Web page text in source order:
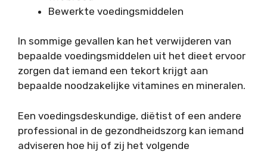
Bewerkte voedingsmiddelen
In sommige gevallen kan het verwijderen van
bepaalde voedingsmiddelen uit het dieet ervoor
zorgen dat iemand een tekort krijgt aan
bepaalde noodzakelijke vitamines en mineralen.
Een voedingsdeskundige, diëtist of een andere
professional in de gezondheidszorg kan iemand
adviseren hoe hij of zij het volgende